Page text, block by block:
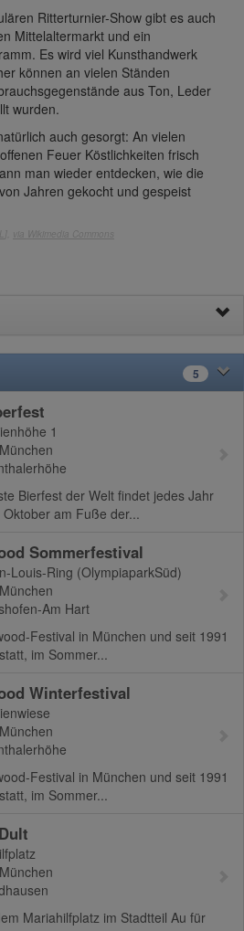
Ritterturnier-Show gibt es auch
Mittelaltermarkt und ein
Es wird viel Kunsthandwerk
können an vielen Ständen
aus Ton, Leder
wurden.
auch gesorgt: An vielen
Feuer Köstlichkeiten frisch
man wieder entdecken, wie die
Jahren gekocht und gespeist
], via Wikimedia Commons
5
1
München
Bierfest der Welt findet jedes Jahr
am Fuße der...
Sommerfestival
Louis-Ring (OlympiaparkSüd)
München
Am Hart
Festival in München und seit 1991
im Sommer...
Winterfestival
München
Festival in München und seit 1991
im Sommer...
München
Mariahilfplatz im Stadtteil Au für